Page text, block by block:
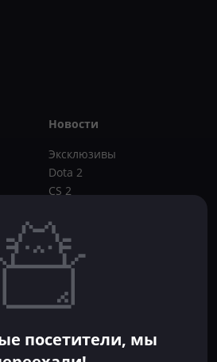
Новости
Эксклюзивы
Dota 2
CS 2
Букмекеры
CS 2
посетители, мы